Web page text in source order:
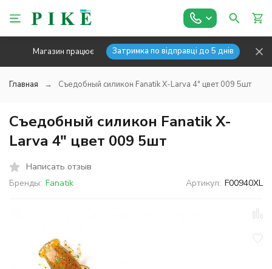
Магазин працює Затримка по відправці до 5 днів
Главная Съедобный силикон Fanatik X-Larva 4" цвет 009 5шт
Съедобный силикон Fanatik X-
Larva 4" цвет 009 5шт
Написать отзыв
Бренды: Fanatik Артикул: F00940XL